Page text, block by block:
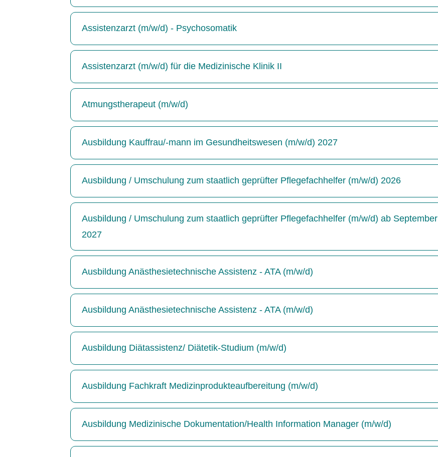
Assistenzarzt (m/w/d) - Psychosomatik
Assistenzarzt (m/w/d) für die Medizinische Klinik II
Atmungstherapeut (m/w/d)
Ausbildung Kauffrau/-mann im Gesundheitswesen (m/w/d) 2027
Ausbildung / Umschulung zum staatlich geprüfter Pflegefachhelfer (m/w/d) 2026
Ausbildung / Umschulung zum staatlich geprüfter Pflegefachhelfer (m/w/d) ab September
2027
Ausbildung Anästhesietechnische Assistenz - ATA (m/w/d)
Ausbildung Anästhesietechnische Assistenz - ATA (m/w/d)
Ausbildung Diätassistenz/ Diätetik-Studium (m/w/d)
Ausbildung Fachkraft Medizinprodukteaufbereitung (m/w/d)
Ausbildung Medizinische Dokumentation/Health Information Manager (m/w/d)